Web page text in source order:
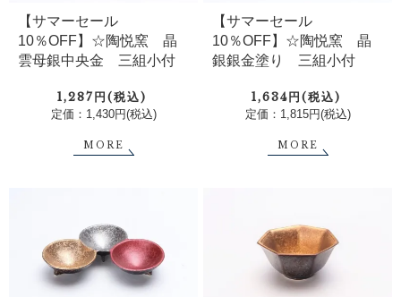
【サマーセール
10％OFF】☆陶悦窯 晶
雲母銀中央金 三組小付
1,287円(税込)
定価：1,430円(税込)
MORE
【サマーセール
10％OFF】☆陶悦窯 晶
銀銀金塗り 三組小付
1,634円(税込)
定価：1,815円(税込)
MORE